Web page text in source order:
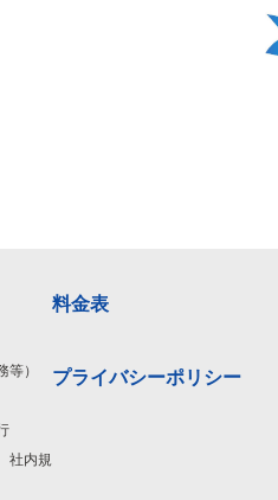
）
社内規
料金表
プライバシーポリシー